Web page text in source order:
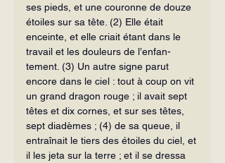
ses pieds, et une couronne de douze
étoiles sur sa tête. (2) Elle était
enceinte, et elle criait étant dans le
travail et les douleurs de l’enfan­
tement. (3) Un autre signe parut
encore dans le ciel : tout à coup on vit
un grand dra­gon rouge ; il avait sept
têtes et dix cornes, et sur ses têtes,
sept diadèmes ; (4) de sa queue, il
entraînait le tiers des étoiles du ciel, et
il les jeta sur la terre ; et il se dressa